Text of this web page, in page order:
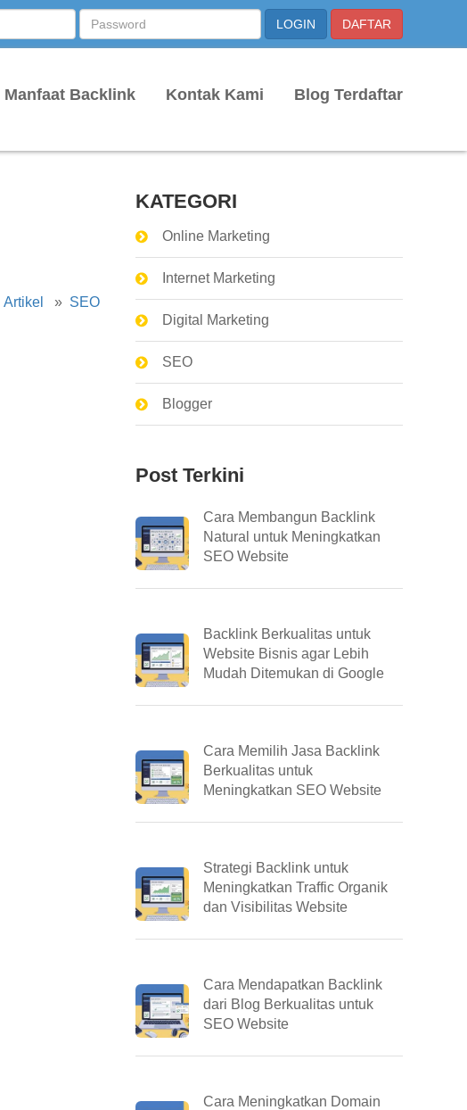
Manfaat Backlink Kontak Kami Blog Terdaftar
Artikel » SEO
KATEGORI
Online Marketing
Internet Marketing
Digital Marketing
SEO
Blogger
Post Terkini
Cara Membangun Backlink
Natural untuk Meningkatkan
SEO Website
Backlink Berkualitas untuk
Website Bisnis agar Lebih
Mudah Ditemukan di Google
Cara Memilih Jasa Backlink
Berkualitas untuk
Meningkatkan SEO Website
Strategi Backlink untuk
Meningkatkan Traffic Organik
dan Visibilitas Website
Cara Mendapatkan Backlink
dari Blog Berkualitas untuk
SEO Website
Cara Meningkatkan Domain